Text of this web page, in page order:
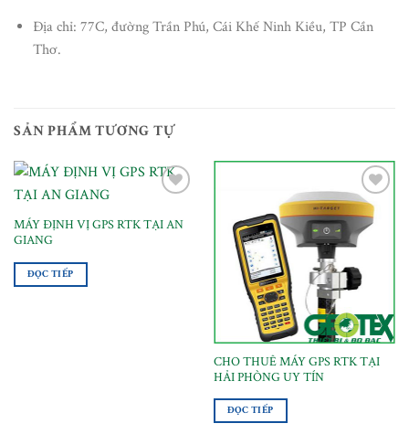
Địa chỉ: 77C, đường Trần Phú, Cái Khế Ninh Kiều, TP Cần
Thơ.
SẢN PHẨM TƯƠNG TỰ
MÁY ĐỊNH VỊ GPS RTK TẠI AN
GIANG
ĐỌC TIẾP
Thêm
CHO THUÊ MÁY GPS RTK TẠI
HẢI PHÒNG UY TÍN
ĐỌC TIẾP